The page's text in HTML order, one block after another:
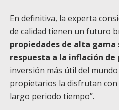
En definitiva, la experta
de calidad tienen un futuro
propiedades de alta
respuesta a la inflación de
inversión más útil del
propietarios la disfrutan
largo periodo tiempo”.